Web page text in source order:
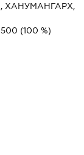
ХАНУМАНГАРХ,
(100 %)